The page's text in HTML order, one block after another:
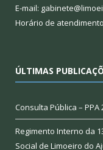
E-mail:
Horário de
ÚLTIMAS
Consulta Pública –
Regimento Interno da
Social de Limoeiro do